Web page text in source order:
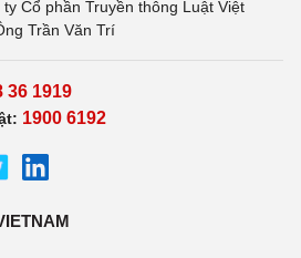
Cổ phần Truyền thông Luật Việt
Trần Văn Trí
36 1919
1900 6192